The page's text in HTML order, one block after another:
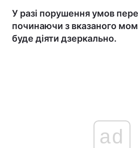
У разі порушення умов
починаючи з вказаного
буде діяти дзеркально.
ad